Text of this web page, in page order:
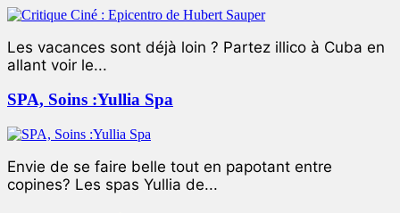
Les vacances sont déjà loin ? Partez illico à Cuba en
allant voir le...
SPA, Soins :Yullia Spa
Envie de se faire belle tout en papotant entre
copines? Les spas Yullia de...